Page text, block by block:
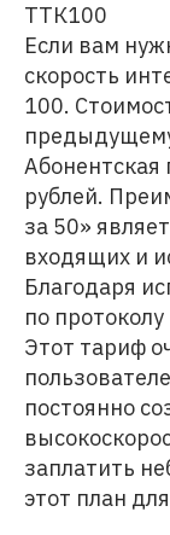
ТТК100
Если вам
скорость
100.
рублей.
за 50»
входящих и
Благодаря
по
Этот тариф
постоянно
заплатить
этот план